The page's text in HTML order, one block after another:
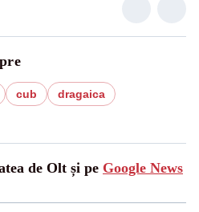
cub
dragaica
de Olt și pe Google News